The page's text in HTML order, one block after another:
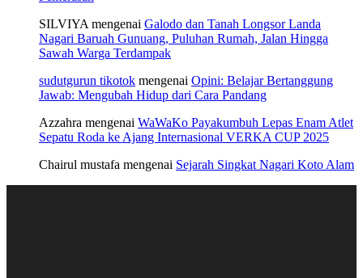
SILVIYA mengenai Galodo dan Tanah Longsor Landa
Nagari Baruah Gunuang, Puluhan Rumah, Jalan Hingga
Sawah Warga Terdampak
sudutgurun tikotok mengenai Opini: Belajar Bertanggung
Jawab: Mengubah Hidup dari Cara Pandang
Azzahra mengenai WaWaKo Payakumbuh Lepas Enam Atlet
Sepatu Roda ke Ajang Internasional VERKA CUP 2025
Chairul mustafa mengenai Sejarah Singkat Nagari Koto Alam